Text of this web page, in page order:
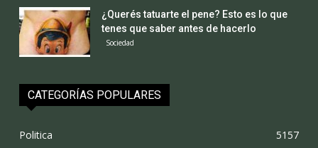
¿Querés tatuarte el pene? Esto es lo que
tenes que saber antes de hacerlo
Sociedad
CATEGORÍAS POPULARES
Politica
5157